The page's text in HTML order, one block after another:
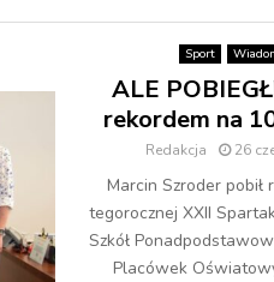
Sport
ALE
rekordem na
Redakcja 26
Marcin Szroder pobił
tegorocznej XXII
Szkół
Placówek